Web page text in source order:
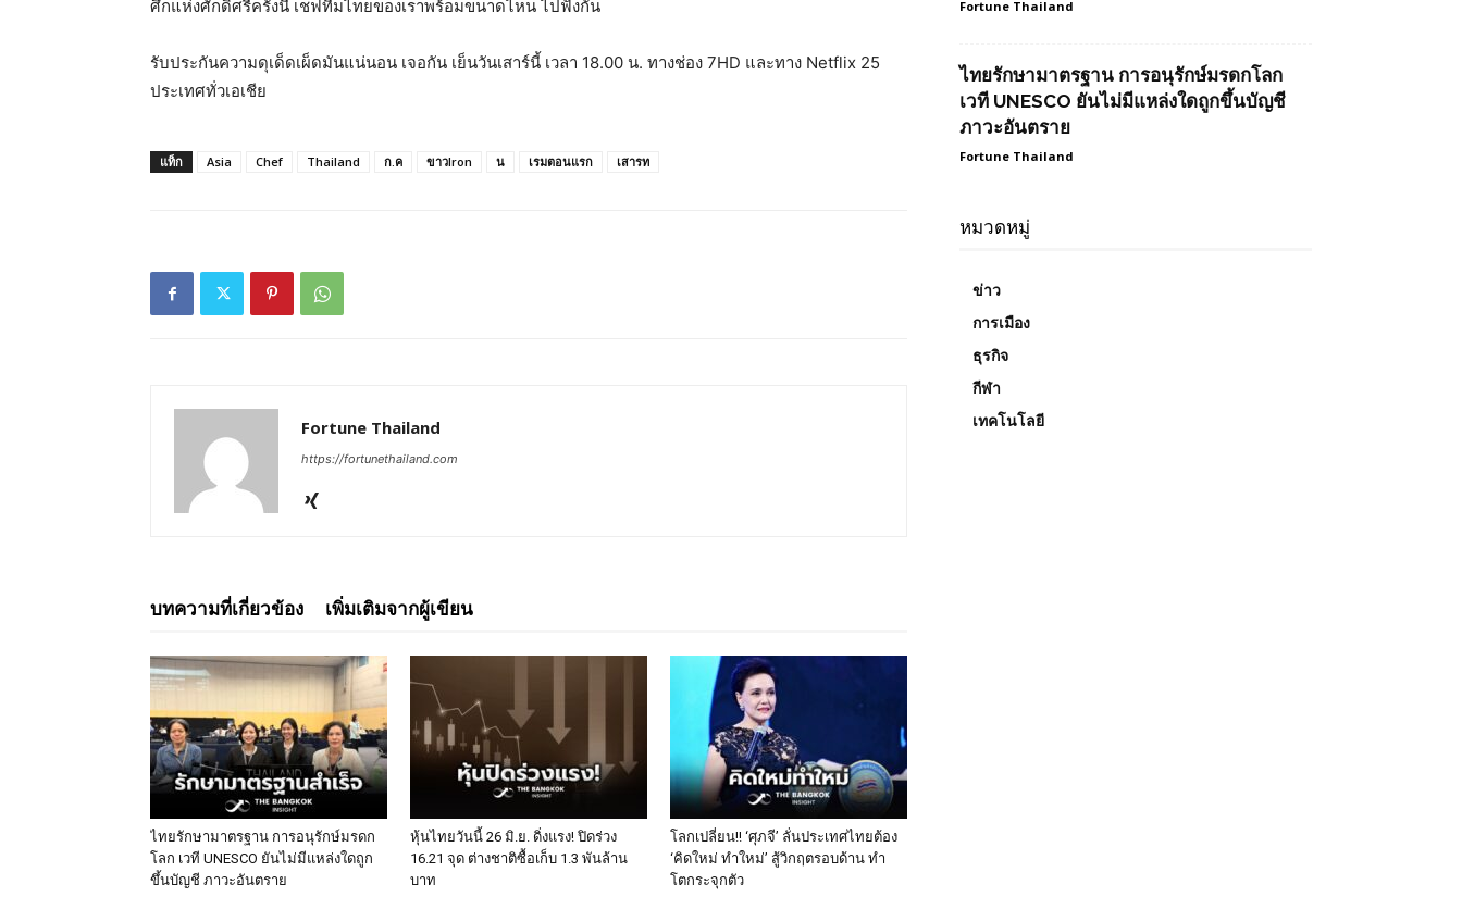
ศึกแห่งศักดิ์ศรีครั้งนี้ เชฟทีมไทยของเราพร้อมขนาดไหน ไปฟังกัน
รับประกันความดุเด็ดเผ็ดมันแน่นอน เจอกัน เย็นวันเสาร์นี้ เวลา 18.00 น. ทางช่อง 7HD และทาง Netflix 25
ประเทศทั่วเอเชีย
แท็ก Asia Chef Thailand ก.ค ขาวIron น เรมตอนแรก เสารท
Fortune Thailand
https://fortunethailand.com
บทความที่เกี่ยวข้อง เพิ่มเติมจากผู้เขียน
ไทยรักษามาตรฐาน การอนุรักษ์มรดก
โลก เวที UNESCO ยันไม่มีแหล่งใดถูก
ขึ้นบัญชี ภาวะอันตราย
หุ้นไทยวันนี้ 26 มิ.ย. ดิ่งแรง! ปิดร่วง
16.21 จุด ต่างชาติซื้อเก็บ 1.3 พันล้าน
บาท
โลกเปลี่ยน!! ‘ศุภจี’ ลั่นประเทศไทยต้อง
‘คิดใหม่ ทำใหม่’ สู้วิกฤตรอบด้าน ทำ
โตกระจุกตัว
Fortune Thailand
ไทยรักษามาตรฐาน การอนุรักษ์มรดกโลก
เวที UNESCO ยันไม่มีแหล่งใดถูกขึ้นบัญชี
ภาวะอันตราย
Fortune Thailand
หมวดหมู่
ข่าว
การเมือง
ธุรกิจ
กีฬา
เทคโนโลยี